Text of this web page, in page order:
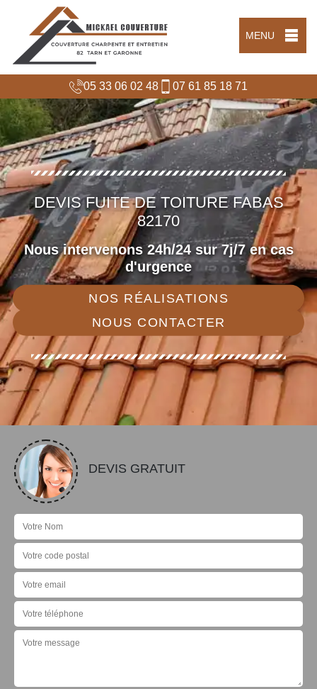
MENU
05 33 06 02 48 07 61 85 18 71
DEVIS FUITE DE TOITURE FABAS
82170
Nous intervenons 24h/24 sur 7j/7 en cas
d'urgence
NOS RÉALISATIONS
NOUS CONTACTER
DEVIS GRATUIT